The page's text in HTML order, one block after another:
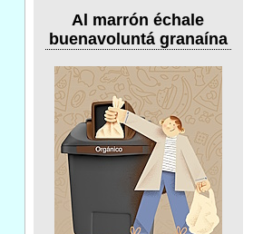
Al marrón échale
buenavoluntá granaína